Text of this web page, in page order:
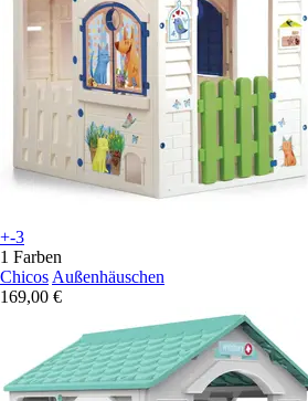
+-3
1 Farben
Chicos Außenhäuschen
169,00 €